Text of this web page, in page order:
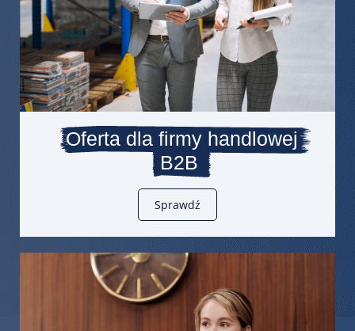
Oferta dla firmy handlowej
B2B
Sprawdź